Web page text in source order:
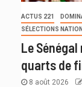
ACTUS 221
SÉLECTIONS
Le
quarts de
8 août 2026